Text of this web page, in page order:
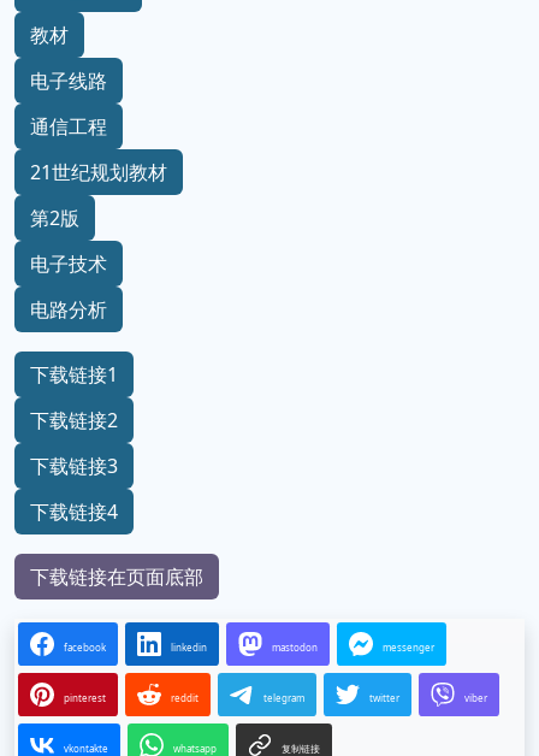
教材
电子线路
通信工程
21世纪规划教材
第2版
电子技术
电路分析
下载链接1
下载链接2
下载链接3
下载链接4
下载链接在页面底部
facebook linkedin mastodon messenger
pinterest reddit telegram twitter viber
vkontakte whatsapp 复制链接